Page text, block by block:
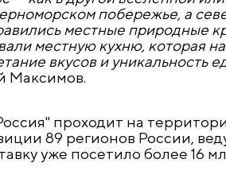
побережье, а
местные природные
местную кухню, которая
вкусов и уникальность
Максимов.
проходит на
89 регионов России,
уже посетило более 16